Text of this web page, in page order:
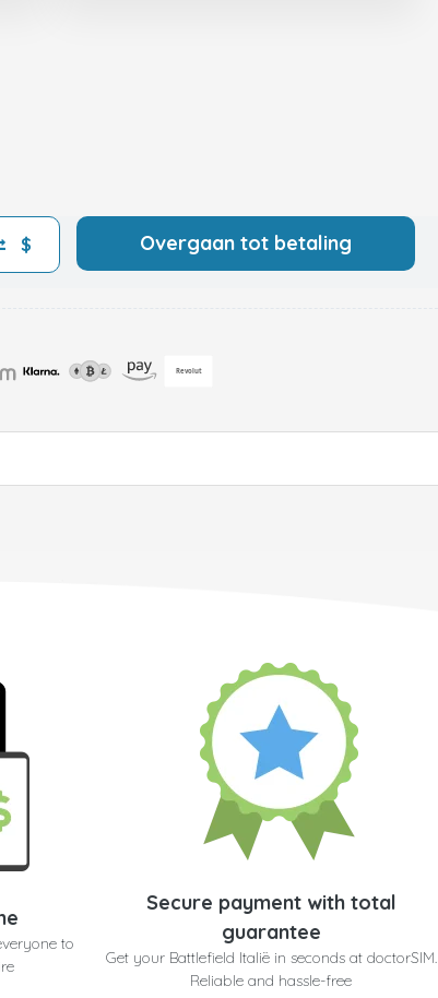
$ Overgaan tot betaling
to
Secure payment with total
guarantee
Get your Battlefield Italië in seconds at doctorSIM.
Reliable and hassle-free